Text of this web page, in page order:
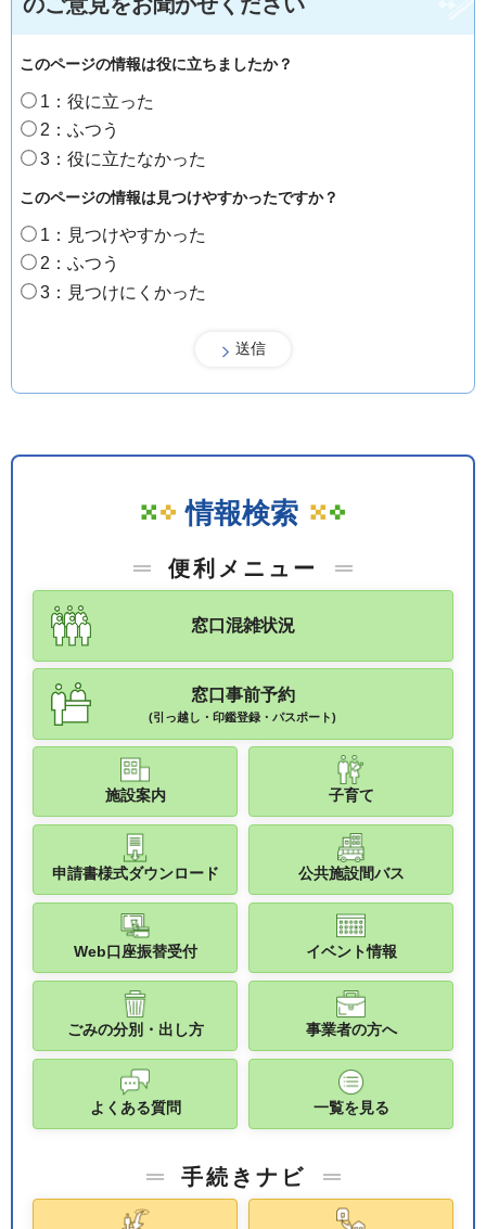
このページの情報は役に立ちましたか？
1：役に立った
2：ふつう
3：役に立たなかった
このページの情報は見つけやすかったですか？
1：見つけやすかった
2：ふつう
3：見つけにくかった
情報検索
便利メニュー
窓口混雑状況
窓口事前予約
(引っ越し・印鑑登録・パスポート)
施設案内 子育て
申請書様式ダウンロード 公共施設間バス
Web口座振替受付 イベント情報
ごみの分別・出し方 事業者の方へ
よくある質問 一覧を見る
手続きナビ